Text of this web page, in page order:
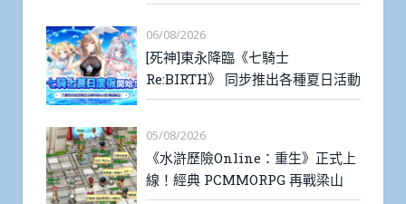
06/08/2026
[死神]東永降臨《七騎士
Re:BIRTH》 同步推出各種夏日活動
05/08/2026
《水滸歷險Online：重生》正式上
線！經典 PCMMORPG 再戰梁山